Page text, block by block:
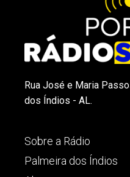
Rua José e Maria
dos Índios - AL.
Sobre a Rádio
Palmeira dos Índios